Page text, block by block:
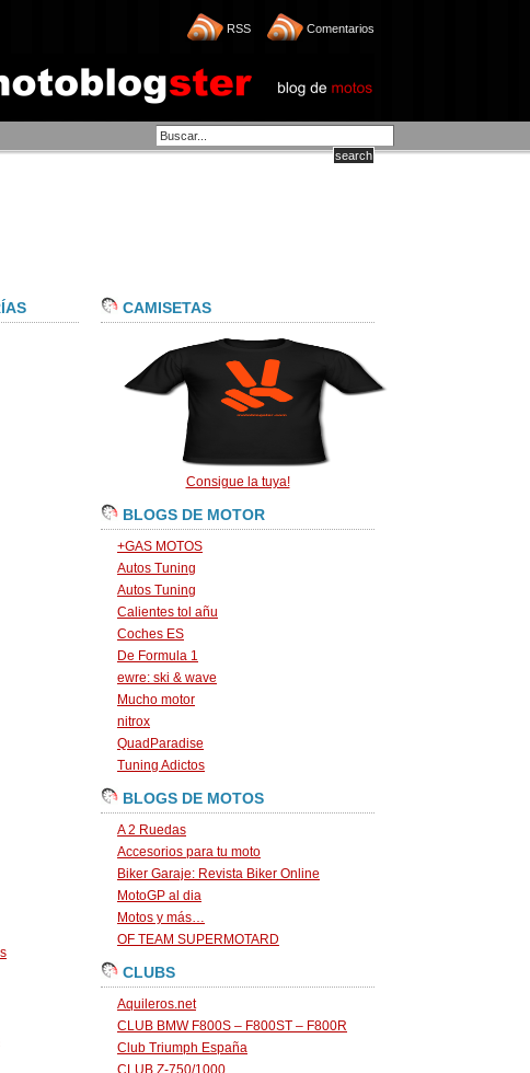
RSS Comentarios
CAMISETAS
Consigue la tuya!
BLOGS DE MOTOR
+GAS MOTOS
Autos Tuning
Autos Tuning
Calientes tol añu
Coches ES
De Formula 1
ewre: ski & wave
Mucho motor
nitrox
QuadParadise
Tuning Adictos
BLOGS DE MOTOS
A 2 Ruedas
Accesorios para tu moto
Biker Garaje: Revista Biker Online
MotoGP al dia
Motos y más…
OF TEAM SUPERMOTARD
CLUBS
Aquileros.net
CLUB BMW F800S – F800ST – F800R
Club Triumph España
CLUB Z-750/1000